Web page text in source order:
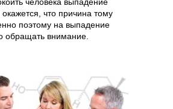
что причина тому
поэтому на выпадение
обращать внимание.